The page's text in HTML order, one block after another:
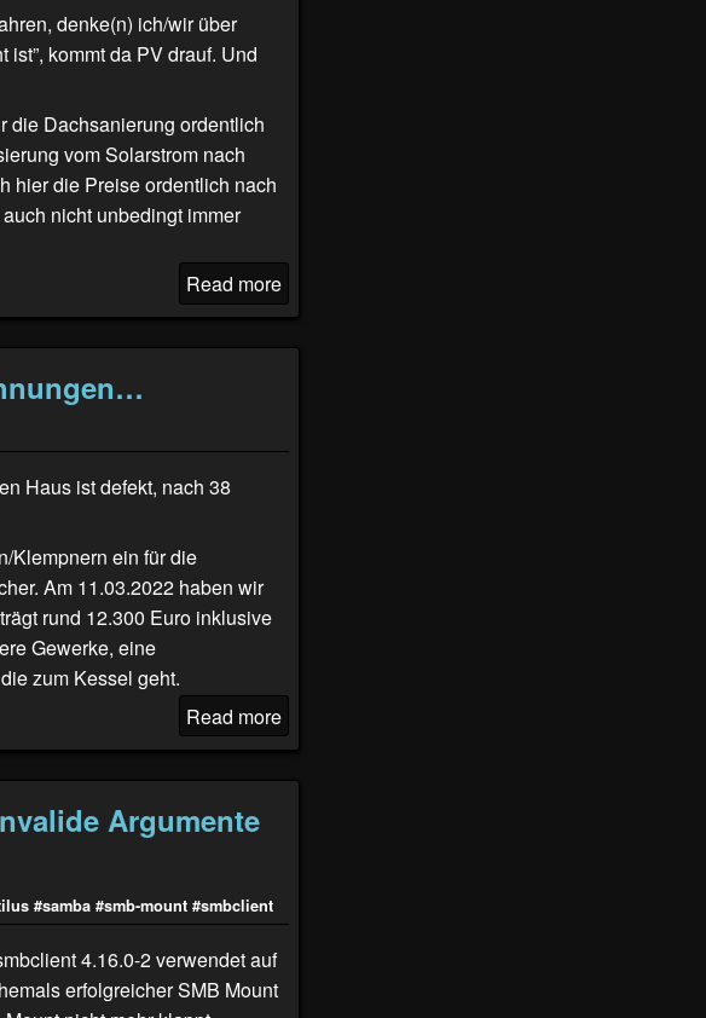
denke(n) ich/wir über
kommt da PV drauf. Und
die Dachsanierung ordentlich
vom Solarstrom nach
hier die Preise ordentlich nach
nicht unbedingt immer
Read more
Haus ist defekt, nach 38
Klempnern ein für die
Am 11.03.2022 haben wir
rund 12.300 Euro inklusive
Gewerke, eine
zum Kessel geht.
Read more
Argumente
#samba #smb-mount #smbclient
4.16.0-2 verwendet auf
erfolgreicher SMB Mount